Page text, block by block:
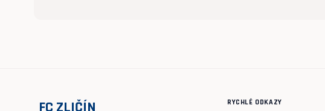
FC ZLIČÍN RYCHLÉ ODKAZY